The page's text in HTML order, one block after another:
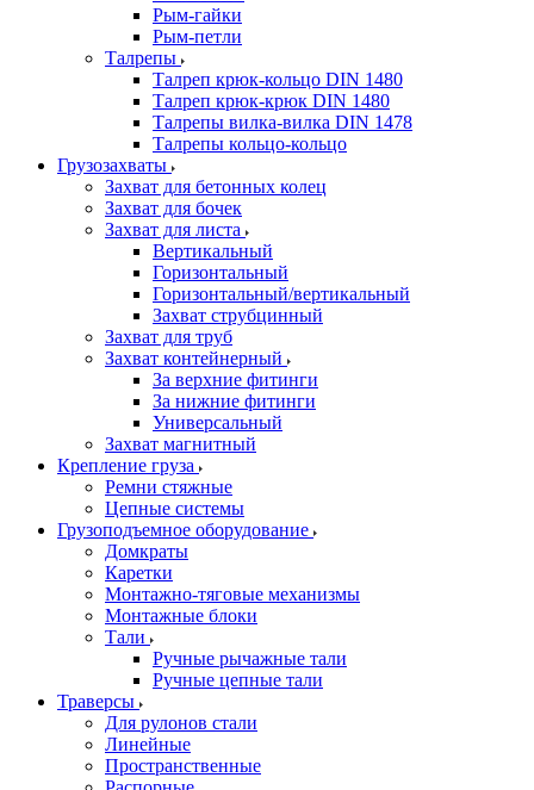
Рым-гайки
Рым-петли
Талрепы
Талреп крюк-кольцо DIN 1480
Талреп крюк-крюк DIN 1480
Талрепы вилка-вилка DIN 1478
Талрепы кольцо-кольцо
Грузозахваты
Захват для бетонных колец
Захват для бочек
Захват для листа
Вертикальный
Горизонтальный
Горизонтальный/вертикальный
Захват струбцинный
Захват для труб
Захват контейнерный
За верхние фитинги
За нижние фитинги
Универсальный
Захват магнитный
Крепление груза
Ремни стяжные
Цепные системы
Грузоподъемное оборудование
Домкраты
Каретки
Монтажно-тяговые механизмы
Монтажные блоки
Тали
Ручные рычажные тали
Ручные цепные тали
Траверсы
Для рулонов стали
Линейные
Пространственные